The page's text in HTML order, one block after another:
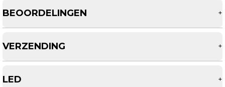
BEOORDELINGEN +
VERZENDING +
LED +